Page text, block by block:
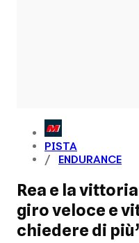
PISTA
ENDURANCE
Rea e la
giro veloce e
chiedere di